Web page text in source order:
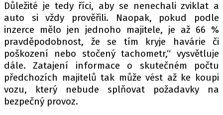
Důležité je tedy říci, aby se nenechali zviklat a
auto si vždy prověřili. Naopak, pokud podle
inzerce mělo jen jednoho majitele, je až 66 %
pravděpodobnost, že se tím kryje havárie či
poškození nebo stočený tachometr,“ vysvětluje
dále. Zatajení informace o skutečném počtu
předchozích majitelů tak může vést až ke koupi
vozu, který nebude splňovat požadavky na
bezpečný provoz.